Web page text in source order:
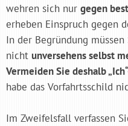
wehren sich nur gegen
erheben Einspruch gegen
In der Begründung
nicht unversehens selbst
Vermeiden Sie deshalb
habe das Vorfahrtsschild
Im Zweifelsfall verfassen